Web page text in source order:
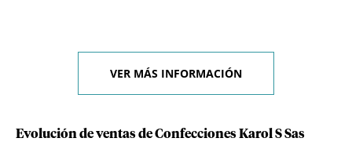
VER MÁS INFORMACIÓN
Evolución de ventas de Confecciones Karol S Sas